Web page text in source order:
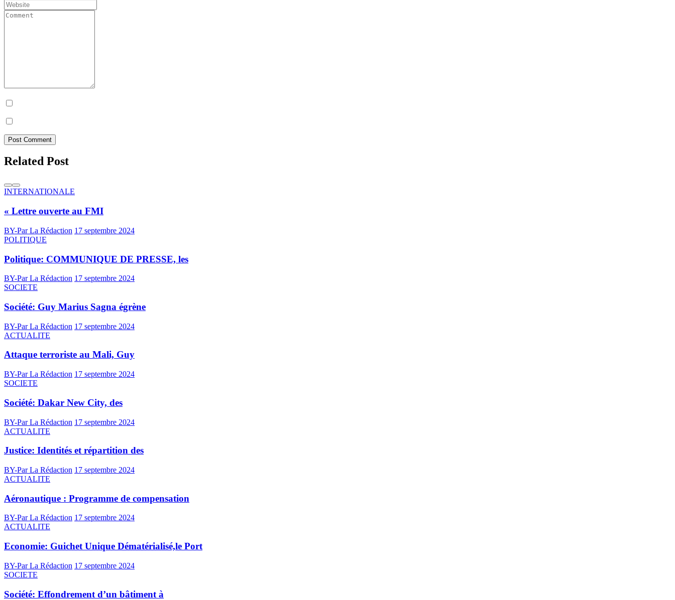
Post Comment
Related Post
INTERNATIONALE
« Lettre ouverte au FMI
BY-Par La Rédaction 17 septembre 2024
POLITIQUE
Politique: COMMUNIQUE DE PRESSE, les
BY-Par La Rédaction 17 septembre 2024
SOCIETE
Société: Guy Marius Sagna égrène
BY-Par La Rédaction 17 septembre 2024
ACTUALITE
Attaque terroriste au Mali, Guy
BY-Par La Rédaction 17 septembre 2024
SOCIETE
Société: Dakar New City, des
BY-Par La Rédaction 17 septembre 2024
ACTUALITE
Justice: Identités et répartition des
BY-Par La Rédaction 17 septembre 2024
ACTUALITE
Aéronautique : Programme de compensation
BY-Par La Rédaction 17 septembre 2024
ACTUALITE
Economie: Guichet Unique Dématérialisé,le Port
BY-Par La Rédaction 17 septembre 2024
SOCIETE
Société: Effondrement d’un bâtiment à